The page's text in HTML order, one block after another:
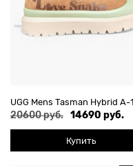
UGG Mens Tasman Hybrid А-
20600 руб. 14690 руб.
Купить